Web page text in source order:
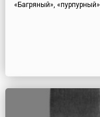
«Багряный», «пурпурный»